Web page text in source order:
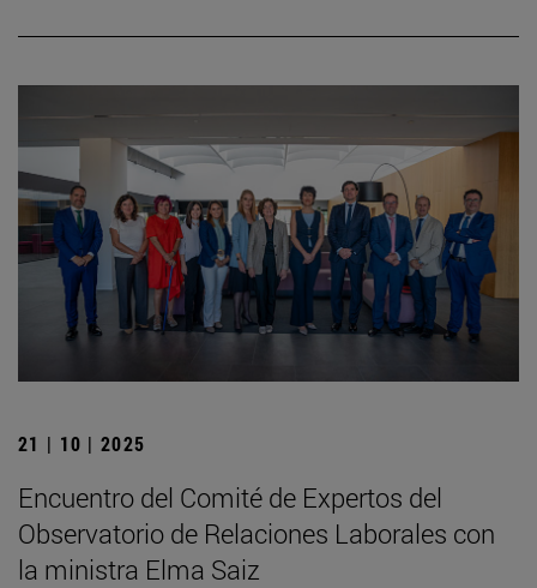
21 | 10 | 2025
Encuentro del Comité de Expertos del
Observatorio de Relaciones Laborales con
la ministra Elma Saiz